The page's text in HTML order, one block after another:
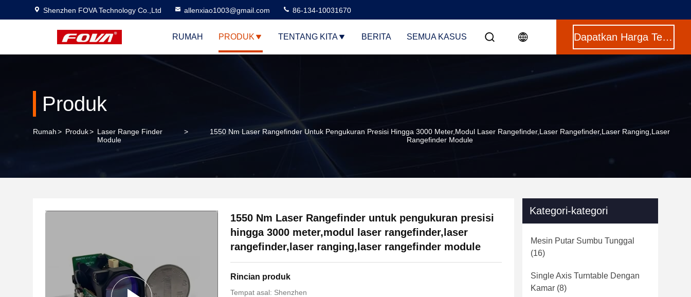
Shenzhen FOVA Technology Co.,Ltd allenxiao1003@gmail.com 86-134-10031670
RUMAH PRODUK TENTANG KITA BERITA SEMUA KASUS Dapatkan Harga Terbaik
Produk
Rumah> Produk> Laser Range Finder
Module
>
1550 Nm Laser Rangefinder Untuk Pengukuran Presisi Hingga 3000 Meter,modul Laser Rangefinder,laser Rangefinder,laser Ranging,laser
Rangefinder Module
1550 Nm Laser Rangefinder untuk pengukuran presisi
hingga 3000 meter,modul laser rangefinder,laser
rangefinder,laser ranging,laser rangefinder module
Rincian produk
Tempat asal: Shenzhen
Kategori-kategori
Mesin Putar Sumbu Tunggal
(16)
Single Axis Turntable Dengan
Kamar (8)